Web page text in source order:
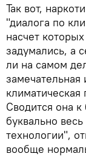
Так вот,
"диалога по
насчет
задумались, а
ли на самом
замечательная
климатическая
Сводится она
буквально
технологии",
вообще